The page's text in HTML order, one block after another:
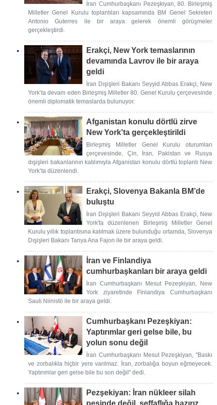
İran Cumhurbaşkanı Pezeşkiyan, 80. Birleşmiş
Milletler Genel Kurulu toplantıları kapsamında BM Genel Sekreteri
Antonio Guterres ile bir araya gelerek önemli görüşmeler
gerçekleştirdi.
Erakçi, New York temaslarının
devamında Lavrov ile bir araya
geldi
İran Dışişleri Bakanı Seyyid Abbas Erakçi, New
York’ta devam eden Birleşmiş Milletler 80. Genel Kurulu çerçevesinde
önemli diplomatik temaslarda bulunuyor.
Afganistan konulu dörtlü zirve
New York'ta gerçekleştirildi
Birleşmiş Milletler Genel Kurulu oturumları
çerçevesinde, Çin, İran, Pakistan ve Rusya
dışişleri bakanlarının katılımıyla Afganistan konulu dörtlü toplantı New
York’ta düzenlendi.
Erakçi, Slovenya Bakanla BM’de
buluştu
İran Dışişleri Bakanı Seyyid Abbas Erakçi, New
York'ta düzenlenen Birleşmiş Milletler Genel
Kurulu yıllık toplantısına katılmak üzere bulunduğu ortamda, Slovenya
Dışişleri Bakanı Tanya Ana Fajon ile bir araya geldi.
İran ve Finlandiya
cumhurbaşkanları bir araya geldi
İran Cumhurbaşkanı Mesut Pezeşkiyan, New
York ziyaretinde Finlandiya Cumhurbaşkanı
Sauli Niinistö ile bir araya geldi.
Cumhurbaşkanı Pezeşkiyan:
Yaptırımlar geri gelse bile, bu
yolun sonu değil
İran Cumhurbaşkanı Mesut Pezeşkiyan, "Baskı
ve zorbalıkla hiçbir yere varılmaz. İran, zorbalığa boyun eğmeyecek.
Yaptırımlar geri gelse bile bu son değil" dedi.
Pezşekiyan: İran nükleer silah
peşinde değil, şeffaflığa hazırız